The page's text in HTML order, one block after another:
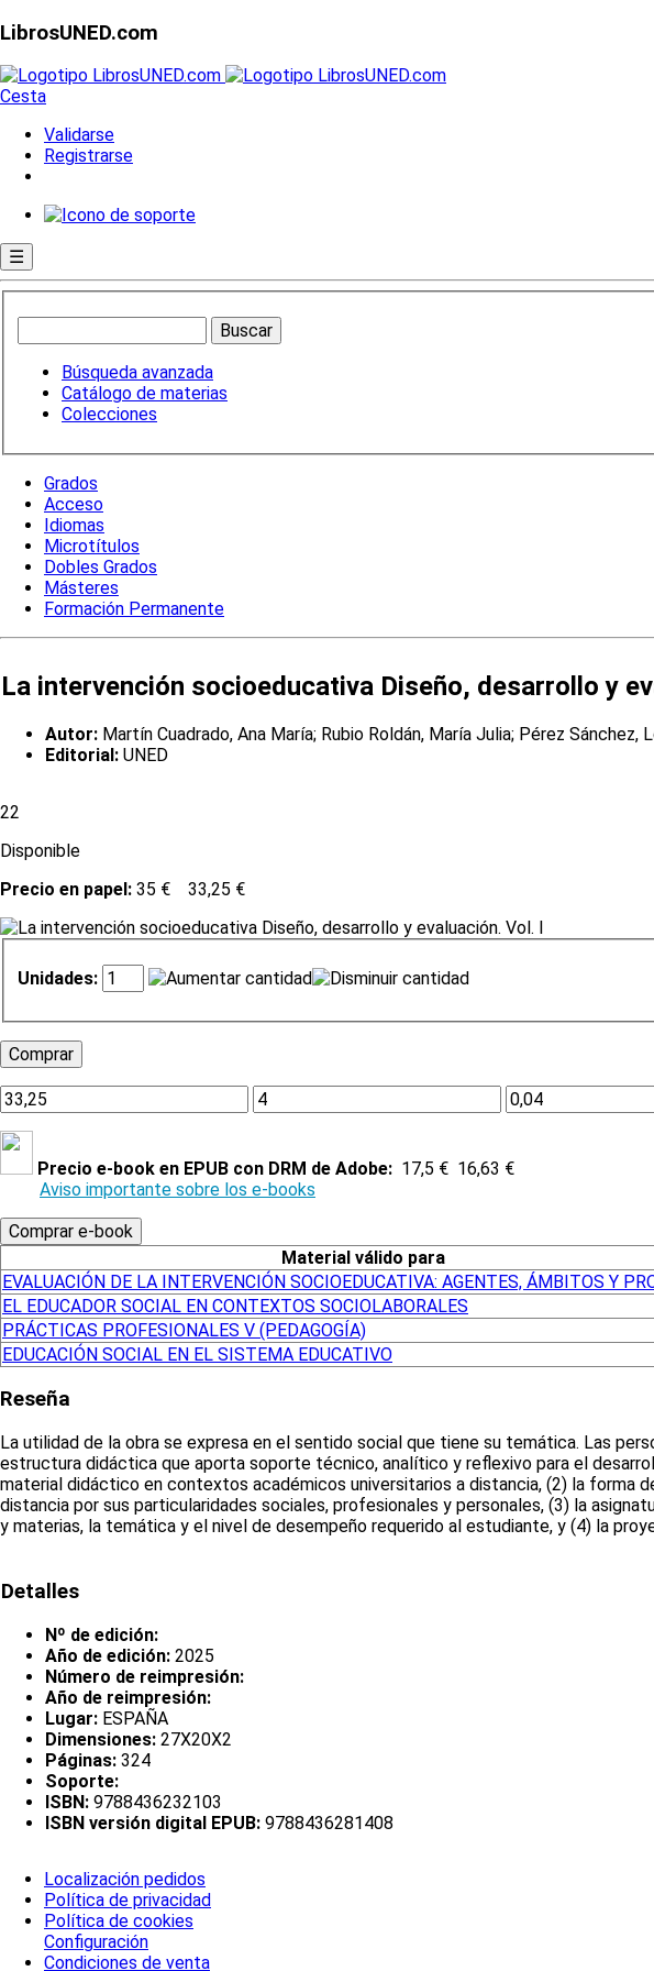
LibrosUNED.com
Cesta
Validarse
Registrarse
☰
Búsqueda avanzada
Catálogo de materias
Colecciones
Grados
Acceso
Idiomas
Microtítulos
Dobles Grados
Másteres
Formación Permanente
La intervención socioeducativa Diseño, desarrollo y
Autor: Martín Cuadrado, Ana María; Rubio Roldán, María Julia; Pérez Sánchez,
Editorial: UNED
22
Disponible
Precio en papel: 35 € 33,25 €
Unidades:
Precio e-book en EPUB con DRM de Adobe: 17,5 € 16,63 €
Aviso importante sobre los e-books
Material válido para
EVALUACIÓN DE LA INTERVENCIÓN SOCIOEDUCATIVA: AGENTES, ÁMBITOS Y
EL EDUCADOR SOCIAL EN CONTEXTOS SOCIOLABORALES
PRÁCTICAS PROFESIONALES V (PEDAGOGÍA)
EDUCACIÓN SOCIAL EN EL SISTEMA EDUCATIVO
Reseña
La utilidad de la obra se expresa en el sentido social que tiene su temática. Las
estructura didáctica que aporta soporte técnico, analítico y reflexivo para el
material didáctico en contextos académicos universitarios a distancia, (2) la forma
distancia por sus particularidades sociales, profesionales y personales, (3) la
y materias, la temática y el nivel de desempeño requerido al estudiante, y (4) la
Detalles
Nº de edición:
Año de edición: 2025
Número de reimpresión:
Año de reimpresión:
Lugar: ESPAÑA
Dimensiones: 27X20X2
Páginas: 324
Soporte:
ISBN: 9788436232103
ISBN versión digital EPUB: 9788436281408
Localización pedidos
Política de privacidad
Política de cookies
Configuración
Condiciones de venta